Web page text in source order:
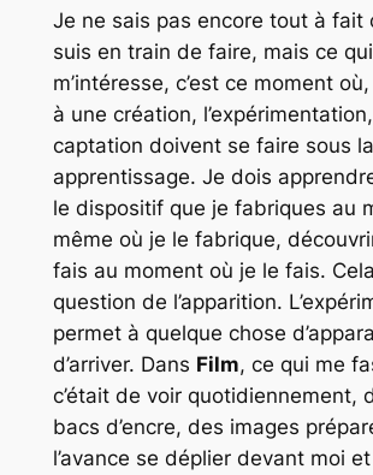
Je ne sais pas encore tout à fait
suis en train de faire, mais ce qui
m’intéresse, c’est ce moment
à une création,
captation doivent se faire sous la
apprentissage. Je dois
le dispositif que je fabriques au
même où je le fabrique,
fais au moment où je le fais.
question de l’apparition.
permet à quelque chose
d’arriver. Dans Film, ce qui me
c’était de voir quotidiennement,
bacs d’encre, des images
l’avance se déplier devant moi